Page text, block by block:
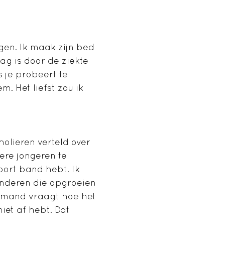
Ik maak zijn bed
is door de ziekte
je probeert te
Het liefst zou ik
verteld over
jongeren te
band hebt. Ik
die opgroeien
vraagt hoe het
af hebt. Dat